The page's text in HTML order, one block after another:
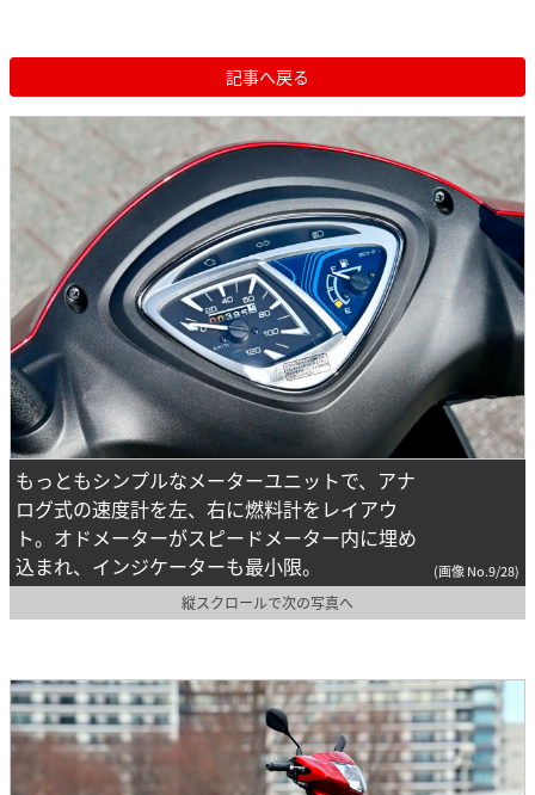
記事へ戻る
もっともシンプルなメーターユニットで、アナ
ログ式の速度計を左、右に燃料計をレイアウ
ト。オドメーターがスピードメーター内に埋め
込まれ、インジケーターも最小限。
(画像 No.9/28)
縦スクロールで次の写真へ